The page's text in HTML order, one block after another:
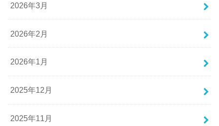
2026年3月
2026年2月
2026年1月
2025年12月
2025年11月